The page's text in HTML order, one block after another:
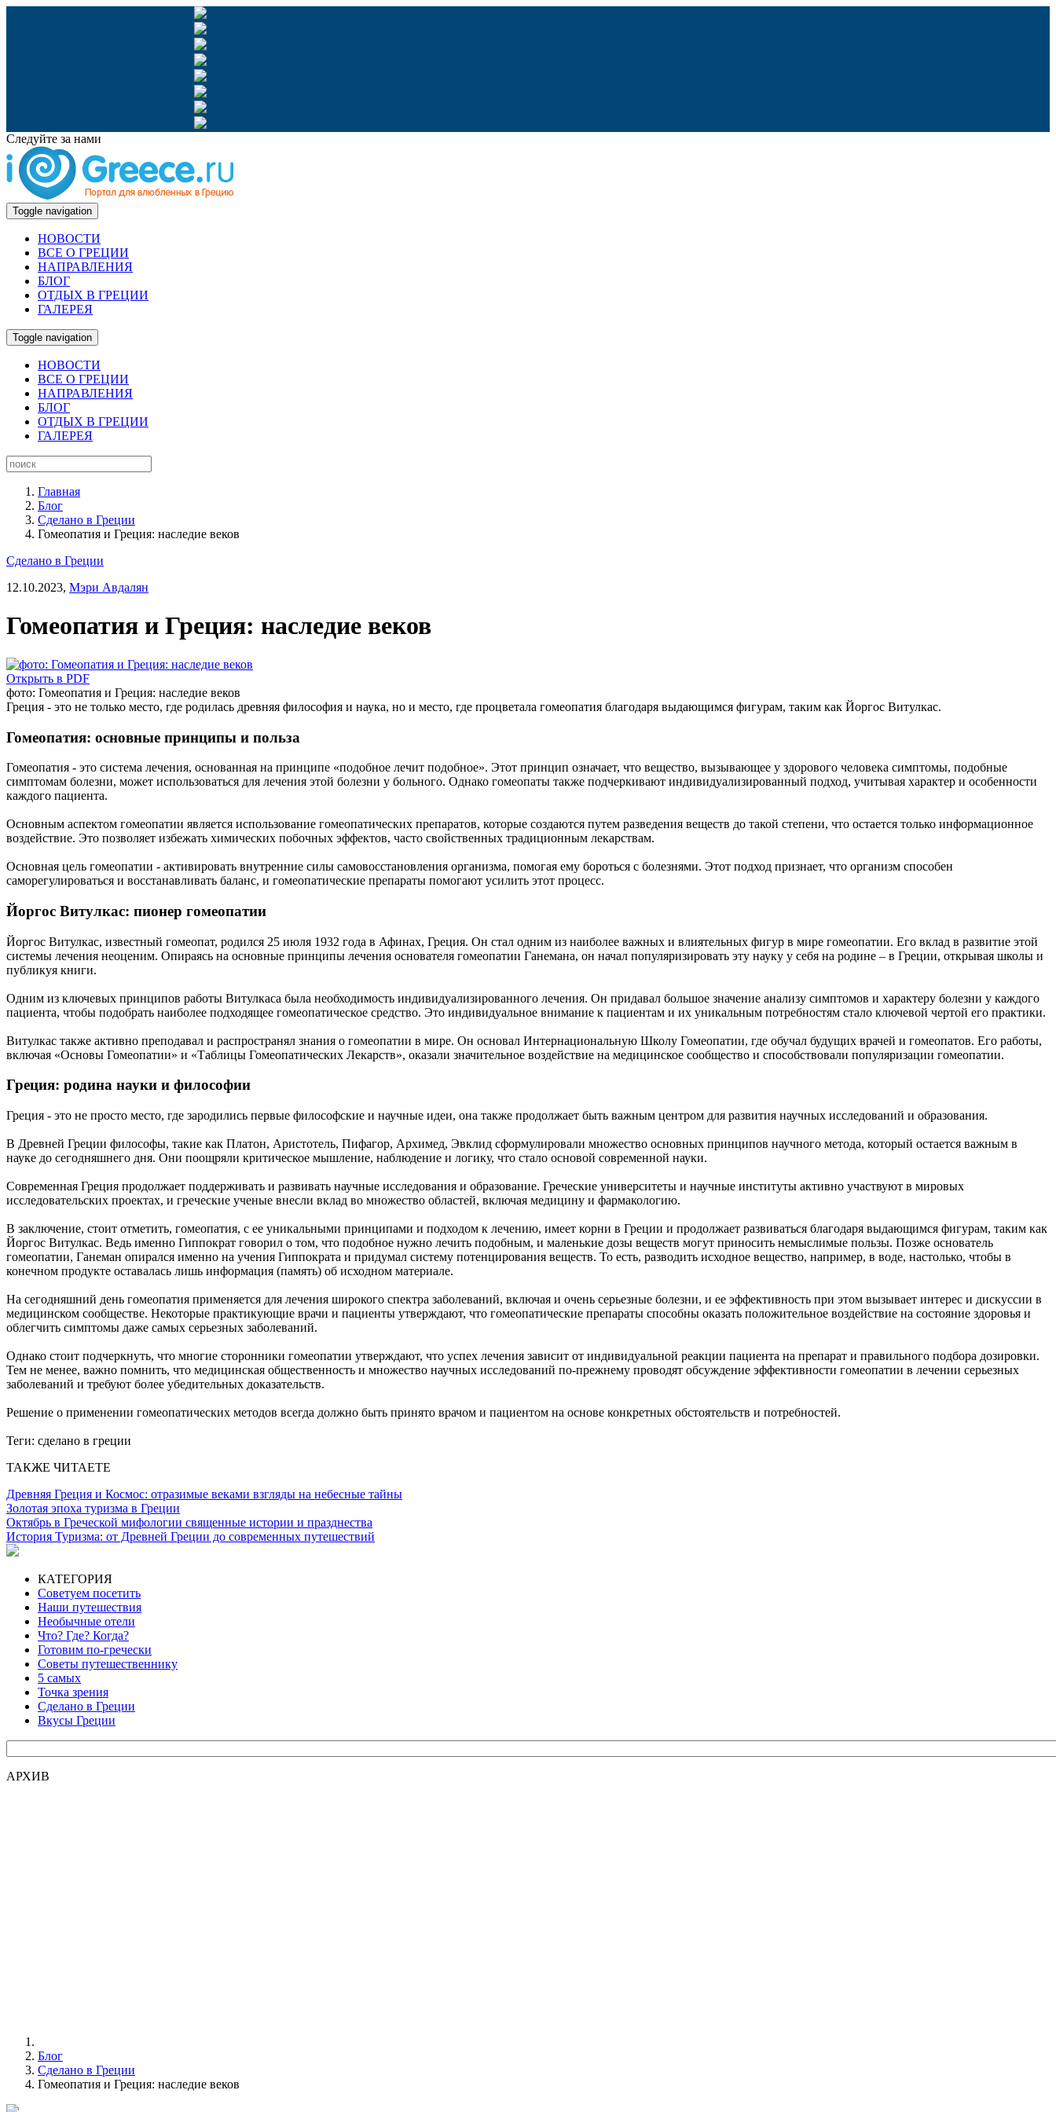
Следуйте за нами
Toggle navigation
НОВОСТИ
ВСЕ О ГРЕЦИИ
НАПРАВЛЕНИЯ
БЛОГ
ОТДЫХ В ГРЕЦИИ
ГАЛЕРЕЯ
Toggle navigation
НОВОСТИ
ВСЕ О ГРЕЦИИ
НАПРАВЛЕНИЯ
БЛОГ
ОТДЫХ В ГРЕЦИИ
ГАЛЕРЕЯ
Главная
Блог
Сделано в Греции
Гомеопатия и Греция: наследие веков
Сделано в Греции
12.10.2023, Мэри Авдалян
Гомеопатия и Греция: наследие веков
Открыть в PDF
фото: Гомеопатия и Греция: наследие веков
Греция - это не только место, где родилась древняя философия и наука, но и место, где процветала гомеопатия благодаря выдающимся фигурам, таким как Йоргос Витулкас.
Гомеопатия: основные принципы и польза
Гомеопатия - это система лечения, основанная на принципе «подобное лечит подобное». Этот принцип означает, что вещество, вызывающее у здорового человека симптомы, подобные
симптомам болезни, может использоваться для лечения этой болезни у больного. Однако гомеопаты также подчеркивают индивидуализированный подход, учитывая характер и особенности
каждого пациента.
Основным аспектом гомеопатии является использование гомеопатических препаратов, которые создаются путем разведения веществ до такой степени, что остается только информационное
воздействие. Это позволяет избежать химических побочных эффектов, часто свойственных традиционным лекарствам.
Основная цель гомеопатии - активировать внутренние силы самовосстановления организма, помогая ему бороться с болезнями. Этот подход признает, что организм способен
саморегулироваться и восстанавливать баланс, и гомеопатические препараты помогают усилить этот процесс.
Йоргос Витулкас: пионер гомеопатии
Йоргос Витулкас, известный гомеопат, родился 25 июля 1932 года в Афинах, Греция. Он стал одним из наиболее важных и влиятельных фигур в мире гомеопатии. Его вклад в развитие этой
системы лечения неоценим. Опираясь на основные принципы лечения основателя гомеопатии Ганемана, он начал популяризировать эту науку у себя на родине – в Греции, открывая школы и
публикуя книги.
Одним из ключевых принципов работы Витулкаса была необходимость индивидуализированного лечения. Он придавал большое значение анализу симптомов и характеру болезни у каждого
пациента, чтобы подобрать наиболее подходящее гомеопатическое средство. Это индивидуальное внимание к пациентам и их уникальным потребностям стало ключевой чертой его практики.
Витулкас также активно преподавал и распространял знания о гомеопатии в мире. Он основал Интернациональную Школу Гомеопатии, где обучал будущих врачей и гомеопатов. Его работы,
включая «Основы Гомеопатии» и «Таблицы Гомеопатических Лекарств», оказали значительное воздействие на медицинское сообщество и способствовали популяризации гомеопатии.
Греция: родина науки и философии
Греция - это не просто место, где зародились первые философские и научные идеи, она также продолжает быть важным центром для развития научных исследований и образования.
В Древней Греции философы, такие как Платон, Аристотель, Пифагор, Архимед, Эвклид сформулировали множество основных принципов научного метода, который остается важным в
науке до сегодняшнего дня. Они поощряли критическое мышление, наблюдение и логику, что стало основой современной науки.
Современная Греция продолжает поддерживать и развивать научные исследования и образование. Греческие университеты и научные институты активно участвуют в мировых
исследовательских проектах, и греческие ученые внесли вклад во множество областей, включая медицину и фармакологию.
В заключение, стоит отметить, гомеопатия, с ее уникальными принципами и подходом к лечению, имеет корни в Греции и продолжает развиваться благодаря выдающимся фигурам, таким как
Йоргос Витулкас. Ведь именно Гиппократ говорил о том, что подобное нужно лечить подобным, и маленькие дозы веществ могут приносить немыслимые пользы. Позже основатель
гомеопатии, Ганеман опирался именно на учения Гиппократа и придумал систему потенцирования веществ. То есть, разводить исходное вещество, например, в воде, настолько, чтобы в
конечном продукте оставалась лишь информация (память) об исходном материале.
На сегодняшний день гомеопатия применяется для лечения широкого спектра заболеваний, включая и очень серьезные болезни, и ее эффективность при этом вызывает интерес и дискуссии в
медицинском сообществе. Некоторые практикующие врачи и пациенты утверждают, что гомеопатические препараты способны оказать положительное воздействие на состояние здоровья и
облегчить симптомы даже самых серьезных заболеваний.
Однако стоит подчеркнуть, что многие сторонники гомеопатии утверждают, что успех лечения зависит от индивидуальной реакции пациента на препарат и правильного подбора дозировки.
Тем не менее, важно помнить, что медицинская общественность и множество научных исследований по-прежнему проводят обсуждение эффективности гомеопатии в лечении серьезных
заболеваний и требуют более убедительных доказательств.
Решение о применении гомеопатических методов всегда должно быть принято врачом и пациентом на основе конкретных обстоятельств и потребностей.
Теги: сделано в греции
ТАКЖЕ ЧИТАЕТЕ
Древняя Греция и Космос: отразимые веками взгляды на небесные тайны
Золотая эпоха туризма в Греции
Октябрь в Греческой мифологии священные истории и празднества
История Туризма: от Древней Греции до современных путешествий
КАТЕГОРИЯ
Советуем посетить
Наши путешествия
Необычные отели
Что? Где? Когда?
Готовим по-гречески
Советы путешественнику
5 самых
Точка зрения
Сделано в Греции
Вкусы Греции
АРХИВ
Блог
Сделано в Греции
Гомеопатия и Греция: наследие веков